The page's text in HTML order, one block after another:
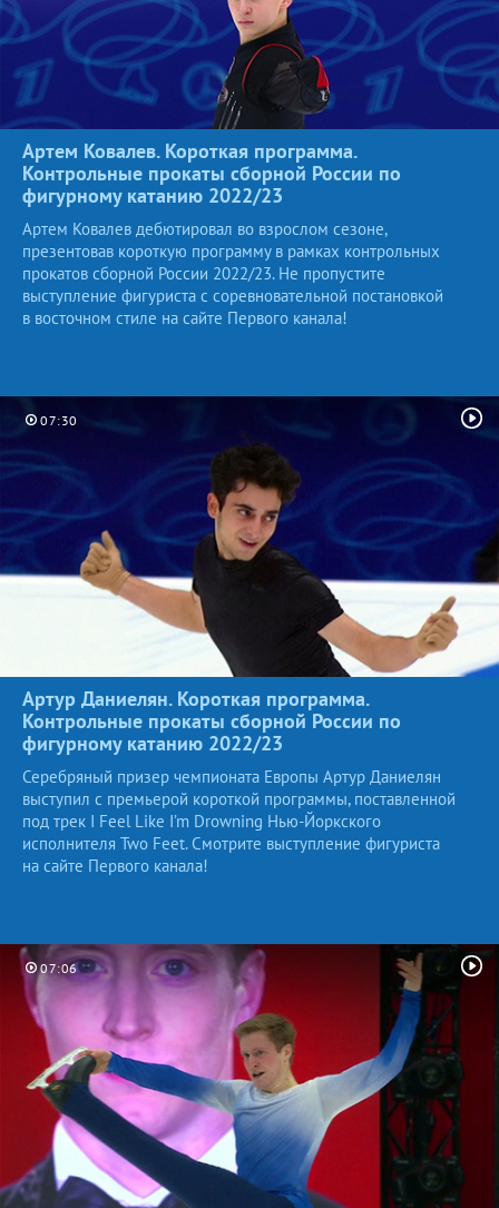
Артем Ковалев. Короткая программа.
Контрольные прокаты сборной России по
фигурному катанию 2022/23
Артем Ковалев дебютировал во взрослом сезоне,
презентовав короткую программу в рамках контрольных
прокатов сборной России 2022/23. Не пропустите
выступление фигуриста с соревновательной постановкой
в восточном стиле на сайте Первого канала!
07:30
Артур Даниелян. Короткая программа.
Контрольные прокаты сборной России по
фигурному катанию 2022/23
Серебряный призер чемпионата Европы Артур Даниелян
выступил с премьерой короткой программы, поставленной
под трек I Feel Like I’m Drowning Нью-Йоркского
исполнителя Two Feet. Смотрите выступление фигуриста
на сайте Первого канала!
07:06